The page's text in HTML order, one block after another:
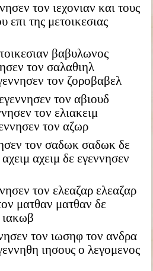
τον ιεχονιαν και τους
επι της μετοικεσιας
βαβυλωνος
τον σαλαθιηλ
τον ζοροβαβελ
τον αβιουδ
τον ελιακειμ
τον αζωρ
τον σαδωκ σαδωκ δε
αχειμ δε εγεννησεν
τον ελεαζαρ ελεαζαρ
ματθαν ματθαν δε
ιακωβ
τον ιωσηφ τον ανδρα
ιησους ο λεγομενος